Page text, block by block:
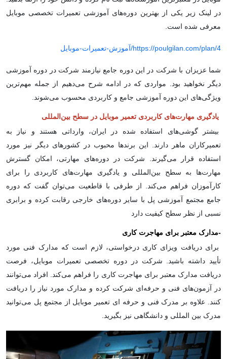
در لینک زیر یکی از بهترین دوره‌های آموزشی تعمیرات تخصصی موبایل
معرفی شده است.
https://poulgilan.com/plan/4/آموزش-تعمیرات-موبایل
شما عزیزان با شرکت در این دوره جامع نیازمند شرکت در دوره آموزشی
دیگر نخواهید بود. مواردی که در ادامه شرح می‌دهیم از جمله مهم‌ترین
ویژگی‌های این دوره آموزشی جامع و کاربردی محسوب می‌شوند.
یادگیری مهارت‌های کاربردی تعمیر موبایل در سطح بین‌المللی
بیشتر گوشی‌های استفاده شده در ایران، وارداتی هستند و نیاز به
تعمیرکاران ماهر دارند. این برندها محبوب در کشورهای دیگر نیز مورد
استفاده قرار می‌گیرند. شرکت در دوره‌های مهارتی، امکان گسترش
مهارت‌ها به سطح بین‌المللی و یادگیری مهارت‌های کاربردی را برای
کارآموزان فراهم می‌کند. از طرفی با قاطعیت می‌توان گفت که دوره
جامع مجتمع آموزشی پل با سایر دوره‌های خارجی رقابت کرده و برابری
نسبی از نظر سطح کیفیت دارد
-مدارک معتبر برای مهاجرت کاری
برای دریافت ویزای کاری درخواستی، لازم است که مدارک فنی مورد
تأیید داشته باشید. شرکت در دوره تخصصی تعمیرات موبایل، فرصت
دریافت مدارک معتبر برای مهاجرت کاری را فراهم می‌کند. افراد می‌توانند
در آزمون‌های فنی و حرفه‌ای شرکت کرده و مدارک مورد نیاز را دریافت
کنند. علاوه بر مدرک فنی و حرفه ای تعمیر موبایل از مجتمع پل می‌توانید
مدرک بین المللی و دانشگاهی نیز بگیرید.